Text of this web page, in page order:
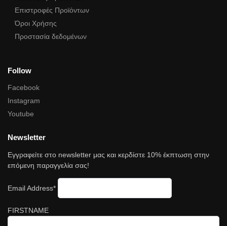
Επιστροφές Προϊόντων
Όροι Χρήσης
Προστασία δεδομένων
Follow
Facebook
Instagram
Youtube
Newsletter
Εγγραφείτε στο newsletter μας και κερδίστε 10% έκπτωση στην
επόμενη παραγγελία σας!
Email Address*
FIRSTNAME